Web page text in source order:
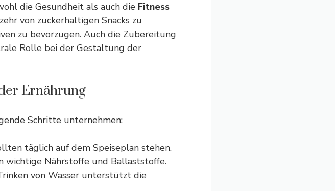
die Gesundheit als auch die Fitness
von zuckerhaltigen Snacks zu
zu bevorzugen. Auch die Zubereitung
Rolle bei der Gestaltung der
Ernährung
Schritte unternehmen:
täglich auf dem Speiseplan stehen.
wichtige Nährstoffe und Ballaststoffe.
von Wasser unterstützt die